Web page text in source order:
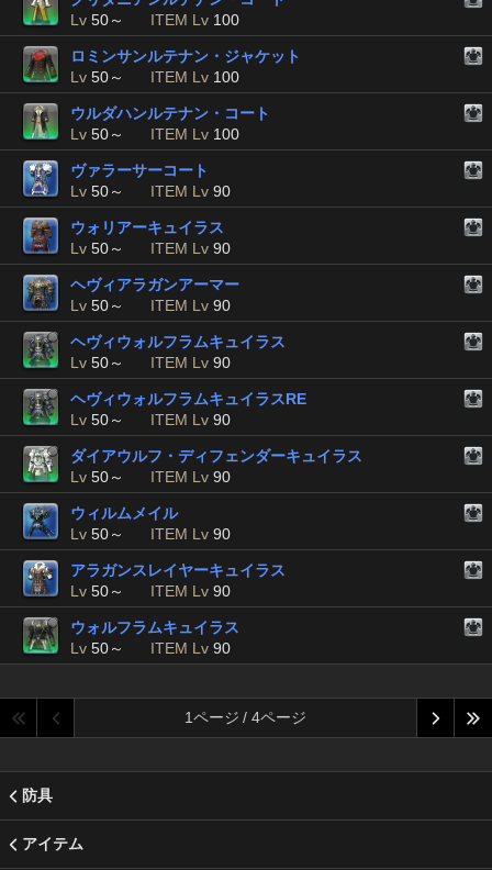
Lv 50～ ITEM Lv 100
ロミンサンルテナン・ジャケット
Lv 50～ ITEM Lv 100
ウルダハンルテナン・コート
Lv 50～ ITEM Lv 100
ヴァラーサーコート
Lv 50～ ITEM Lv 90
ウォリアーキュイラス
Lv 50～ ITEM Lv 90
ヘヴィアラガンアーマー
Lv 50～ ITEM Lv 90
ヘヴィウォルフラムキュイラス
Lv 50～ ITEM Lv 90
ヘヴィウォルフラムキュイラスRE
Lv 50～ ITEM Lv 90
ダイアウルフ・ディフェンダーキュイラス
Lv 50～ ITEM Lv 90
ウィルムメイル
Lv 50～ ITEM Lv 90
アラガンスレイヤーキュイラス
Lv 50～ ITEM Lv 90
ウォルフラムキュイラス
Lv 50～ ITEM Lv 90
1ページ / 4ページ
防具
アイテム